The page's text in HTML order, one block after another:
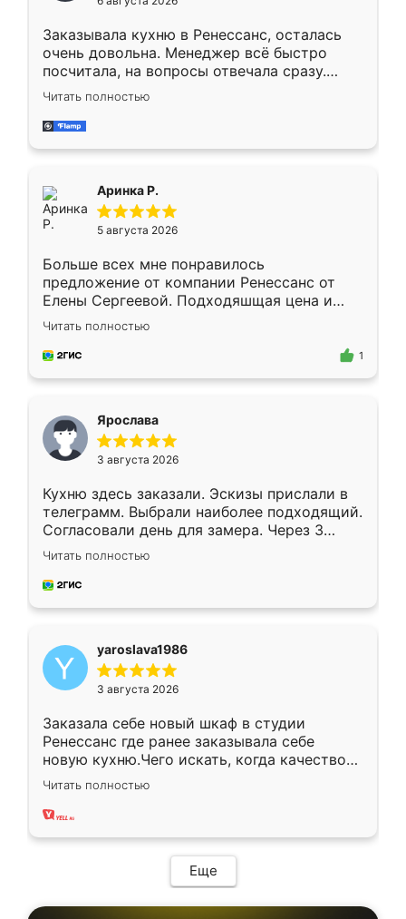
мебели буду заказывать только здесь.
Заказывала кухню в Ренессанс, осталась
очень довольна. Менеджер всё быстро
посчитала, на вопросы отвечала сразу.
Замерщик приехал в субботу, подошёл к
делу со всей ответственностью. Собрали
за день, ребята работали аккуратно, даже
Читать полностью
Аринка Р.
5 августа 2026
Больше всех мне понравилось
предложение от компании Ренессанс от
Елены Сергеевой. Подходяшщая цена и
короткие сроки изготовления. Приехавший
для замера сотрудник Владислав
предложил по моему эскизу самый
Читать полностью
1
Ярослава
3 августа 2026
Кухню здесь заказали. Эскизы прислали в
телеграмм. Выбрали наиболее подходящий.
Согласовали день для замера. Через 3
недели кухня была уже готова. Остались
довольны работой. Спасибо Ренессанс
мебель за качественную работу!
Читать полностью
yaroslava1986
3 августа 2026
Заказала себе новый шкаф в студии
Ренессанс где ранее заказывала себе
новую кухню.Чего искать, когда качеством
вполне довольна. Служит кухня уже почти
два года, нареканий нет.
Читать полностью
Еще